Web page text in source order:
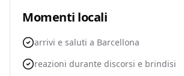
Momenti locali
arrivi e saluti a Barcellona
reazioni durante discorsi e brindisi